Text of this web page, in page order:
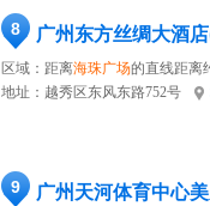
8 广州东方丝绸大酒
区域：距离海珠广场的直线距离
地址： 越秀区东风东路752号
9 广州天河体育中心